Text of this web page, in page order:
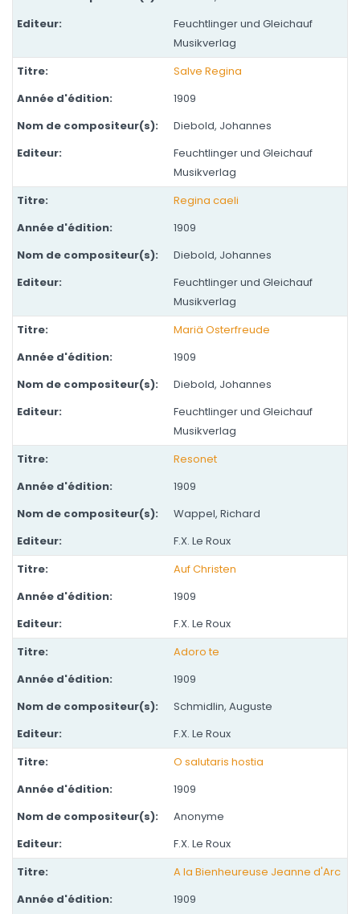
Feuchtlinger und Gleichauf
Musikverlag
Salve Regina
1909
Diebold, Johannes
Feuchtlinger und Gleichauf
Musikverlag
Regina caeli
1909
Diebold, Johannes
Feuchtlinger und Gleichauf
Musikverlag
Mariä Osterfreude
1909
Diebold, Johannes
Feuchtlinger und Gleichauf
Musikverlag
Resonet
1909
Wappel, Richard
F.X. Le Roux
Auf Christen
1909
F.X. Le Roux
Adoro te
1909
Schmidlin, Auguste
F.X. Le Roux
O salutaris hostia
1909
Anonyme
F.X. Le Roux
A la Bienheureuse Jeanne d'Arc
1909